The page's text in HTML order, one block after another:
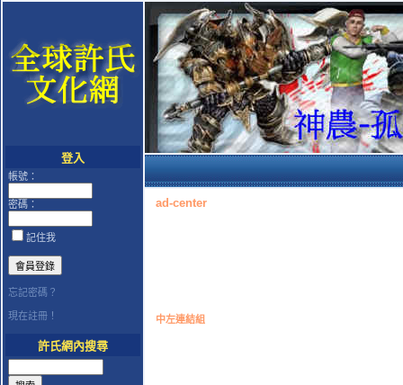
登入
帳號：
密碼：
記住我
忘記密碼？
現在註冊！
許氏網內搜尋
ad-center
中左連結組